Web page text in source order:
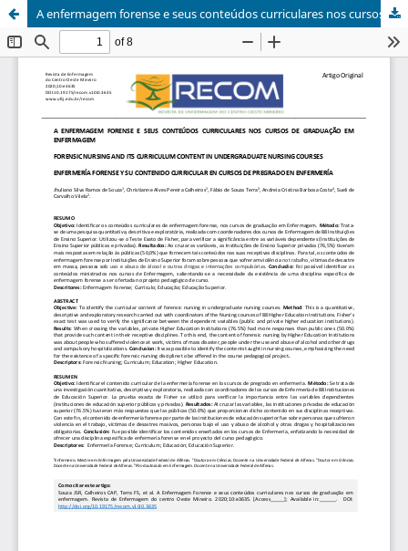
A enfermagem forense e seus conteúdos curriculares nos cursos de graduação em enfermagem